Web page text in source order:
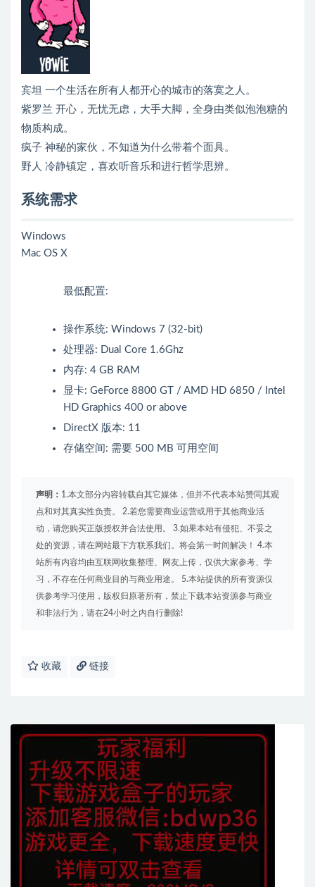
宾坦 一个生活在所有人都开心的城市的落寞之人。
紫罗兰 开心，无忧无虑，大手大脚，全身由类似泡泡糖的
物质构成。
疯子 神秘的家伙，不知道为什么带着个面具。
野人 冷静镇定，喜欢听音乐和进行哲学思辨。
系统需求
Windows
Mac OS X
最低配置:
操作系统: Windows 7 (32-bit)
处理器: Dual Core 1.6Ghz
内存: 4 GB RAM
显卡: GeForce 8800 GT / AMD HD 6850 / Intel
HD Graphics 400 or above
DirectX 版本: 11
存储空间: 需要 500 MB 可用空间
声明： 1.本文部分内容转载自其它媒体，但并不代表本站赞同其观
点和对其真实性负责。 2.若您需要商业运营或用于其他商业活
动，请您购买正版授权并合法使用。 3.如果本站有侵犯、不妥之
处的资源，请在网站最下方联系我们。将会第一时间解决！ 4.本
站所有内容均由互联网收集整理、网友上传，仅供大家参考、学
习，不存在任何商业目的与商业用途。 5.本站提供的所有资源仅
供参考学习使用，版权归原著所有，禁止下载本站资源参与商业
和非法行为，请在24小时之内自行删除!
收藏 链接